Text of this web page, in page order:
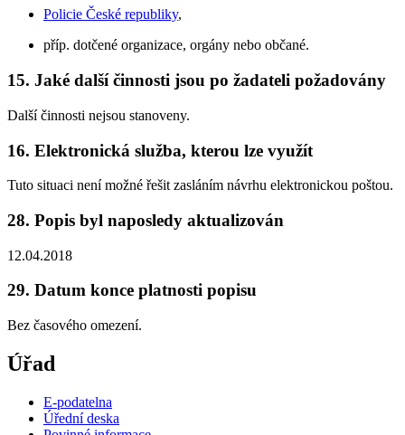
Policie České republiky,
příp. dotčené organizace, orgány nebo občané.
15. Jaké další činnosti jsou po žadateli požadovány
Další činnosti nejsou stanoveny.
16. Elektronická služba, kterou lze využít
Tuto situaci není možné řešit zasláním návrhu elektronickou poštou.
28. Popis byl naposledy aktualizován
12.04.2018
29. Datum konce platnosti popisu
Bez časového omezení.
Úřad
E-podatelna
Úřední deska